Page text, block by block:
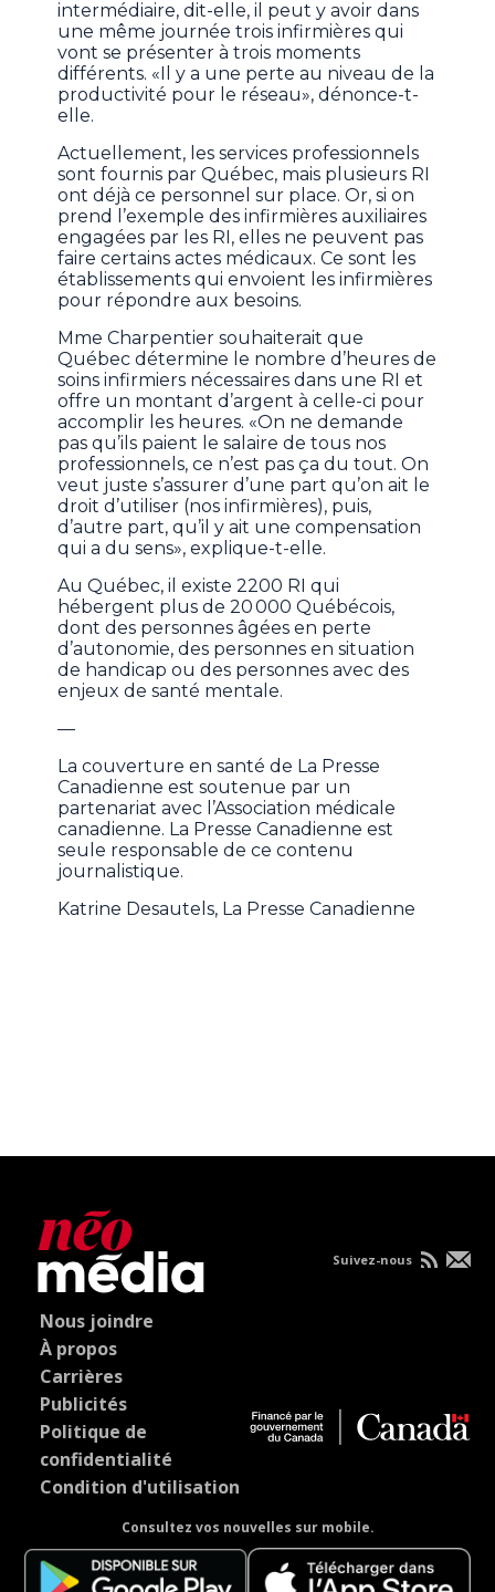
intermédiaire, dit-elle, il peut y avoir dans
une même journée trois infirmières qui
vont se présenter à trois moments
différents. «Il y a une perte au niveau de la
productivité pour le réseau», dénonce-t-
elle.
Actuellement, les services professionnels
sont fournis par Québec, mais plusieurs RI
ont déjà ce personnel sur place. Or, si on
prend l’exemple des infirmières auxiliaires
engagées par les RI, elles ne peuvent pas
faire certains actes médicaux. Ce sont les
établissements qui envoient les infirmières
pour répondre aux besoins.
Mme Charpentier souhaiterait que
Québec détermine le nombre d’heures de
soins infirmiers nécessaires dans une RI et
offre un montant d’argent à celle-ci pour
accomplir les heures. «On ne demande
pas qu’ils paient le salaire de tous nos
professionnels, ce n’est pas ça du tout. On
veut juste s’assurer d’une part qu’on ait le
droit d’utiliser (nos infirmières), puis,
d’autre part, qu’il y ait une compensation
qui a du sens», explique-t-elle.
Au Québec, il existe 2200 RI qui
hébergent plus de 20 000 Québécois,
dont des personnes âgées en perte
d’autonomie, des personnes en situation
de handicap ou des personnes avec des
enjeux de santé mentale.
—
La couverture en santé de La Presse
Canadienne est soutenue par un
partenariat avec l’Association médicale
canadienne. La Presse Canadienne est
seule responsable de ce contenu
journalistique.
Katrine Desautels, La Presse Canadienne
Nous joindre
À propos
Carrières
Publicités
Politique de
confidentialité
Condition d'utilisation
Consultez vos nouvelles sur mobile.
Suivez-nous